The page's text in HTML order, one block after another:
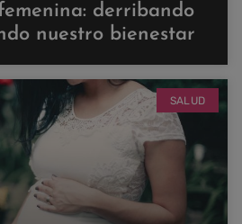
derribando
nuestro bienestar
SALUD